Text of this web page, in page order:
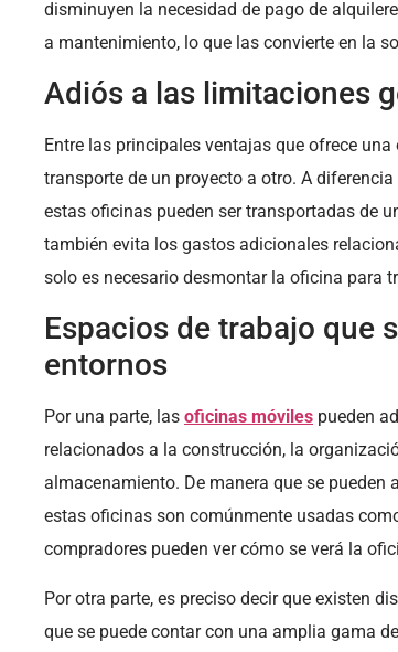
disminuyen la necesidad de pago de
a mantenimiento, lo que las convierte en la
Adiós a las limitaciones
Entre las principales ventajas que ofrece
transporte de un proyecto a otro. A
estas oficinas pueden ser transportadas de
también evita los gastos adicionales
solo es necesario desmontar la oficina para
Espacios de trabajo que
entornos
Por una parte, las oficinas móviles pueden
relacionados a la construcción, la
almacenamiento. De manera que se
estas oficinas son comúnmente usadas
compradores pueden ver cómo se verá la
Por otra parte, es preciso decir que existen
que se puede contar con una amplia gama